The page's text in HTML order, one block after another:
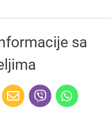
sa